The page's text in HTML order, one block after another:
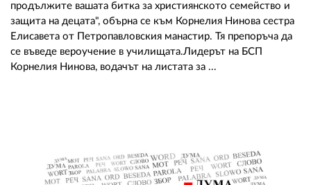
продължите вашата битка за християнското семейство и
защита на децата", обърна се към Корнелия Нинова сестра
Елисавета от Петропавловския манастир. Тя препоръча да
се въведе вероучение в училищата.Лидерът на БСП
Корнелия Нинова, водачът на листата за ...